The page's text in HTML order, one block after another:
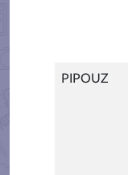
PIPOUZ